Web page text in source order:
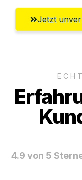
Jetzt
4.9 von 5